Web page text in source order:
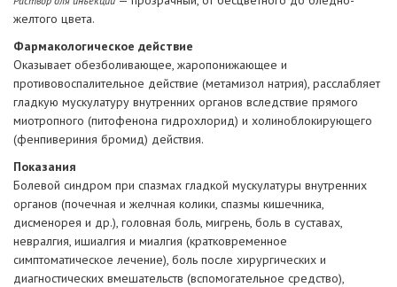
желтого цвета.
Фармакологическое действие
Оказывает обезболивающее, жаропонижающее и
противовоспалительное действие (метамизол натрия), расслабляет
гладкую мускулатуру внутренних органов вследствие прямого
миотропного (питофенона гидрохлорид) и холиноблокирующего
(фенпивериния бромид) действия.
Показания
Болевой синдром при спазмах гладкой мускулатуры внутренних
органов (почечная и желчная колики, спазмы кишечника,
дисменорея и др.), головная боль, мигрень, боль в суставах,
невралгия, ишиалгия и миалгия (кратковременное
симптоматическое лечение), боль после хирургических и
диагностических вмешательств (вспомогательное средство),